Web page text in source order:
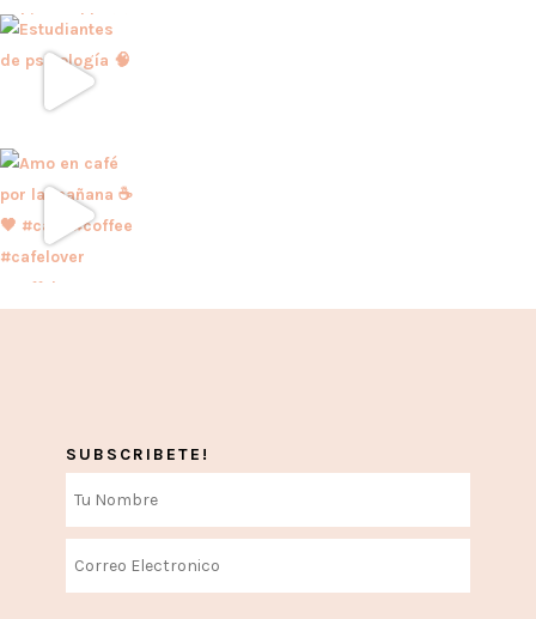
SUBSCRIBETE!